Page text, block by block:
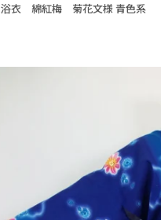
浴衣 綿紅梅 菊花文様 青色系